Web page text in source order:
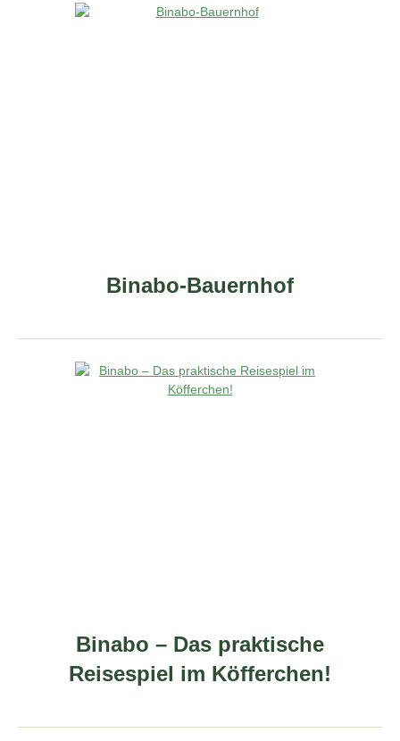
Binabo-Bauernhof
Binabo – Das praktische
Reisespiel im Köfferchen!